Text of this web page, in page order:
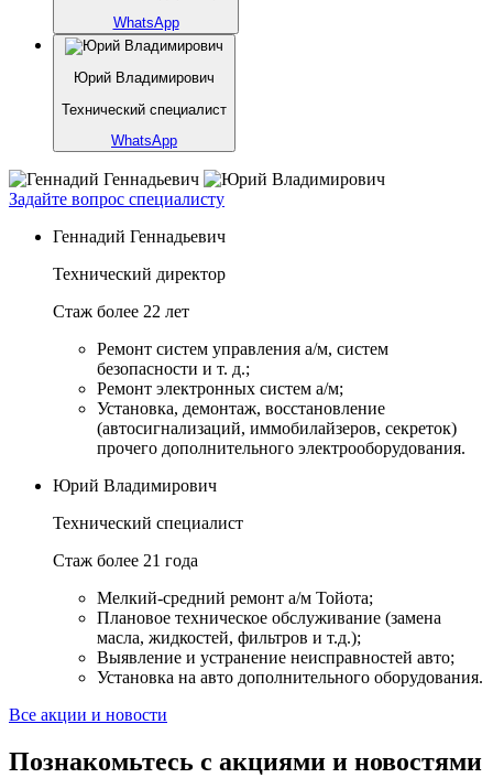
WhatsApp
Юрий Владимирович
Технический специалист
WhatsApp
Задайте вопрос специалисту
Геннадий Геннадьевич
Технический директор
Стаж более 22 лет
Ремонт систем управления а/м, систем
безопасности и т. д.;
Ремонт электронных систем а/м;
Установка, демонтаж, восстановление
(автосигнализаций, иммобилайзеров, секреток)
прочего дополнительного электрооборудования.
Юрий Владимирович
Технический специалист
Стаж более 21 года
Мелкий-средний ремонт а/м Тойота;
Плановое техническое обслуживание (замена
масла, жидкостей, фильтров и т.д.);
Выявление и устранение неисправностей авто;
Установка на авто дополнительного оборудования.
Все акции и новости
Познакомьтесь с акциями и новостями